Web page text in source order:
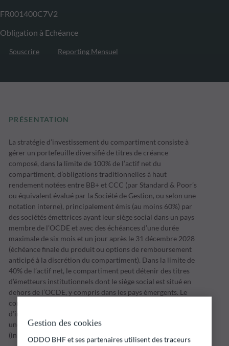
FR001400C7V2
Obligation à Echéance
Souscrire Reporting Mensuel
PRÉSENTATION
La stratégie d’investissement du compartiment consiste à
gérer un portefeuille diversifié de titres de créance
composé, dans la limite de 100% de l’actif net du
compartiment, d’obligations traditionnelles à haut
rendement notées entre BB+ et CCC (par Standard & Poor’s
ou équivalent évalué par la Société de Gestion, ou selon une
notation interne), principalement émis (au moins 60%) par
des sociétés émettrices ayant leur siège social dans un pays
membre de l’OCDE et avec des échéances d’une durée
maximale de six mois et un jour après le 31 décembre 2028
(échéance finale du produit ou options de remboursement
anticipé à la discrétion du compartiment). Dans la limite de
40% de l’actif net, le compartiment peut détenir des titres
d’émetteurs institutionnels dont le siège social est situé en
dehors de l’OCDE, y compris dans les pays émergents. Le
compartiment mettra en œuvre sa stratégie
d’investissement sur une période d’investissement jusqu’à
une date d’échéance fixée par la Société de Gestion
(initialement le 31 décembre 2028.
Gestion des cookies
ODDO BHF et ses partenaires utilisent des traceurs